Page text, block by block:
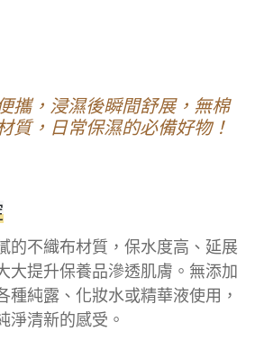
攜，浸濕後瞬間舒展，無棉
質，日常保濕的必備好物！
的不織布材質，保水度高、延展
大提升保養品滲透肌膚。無添加
種純露、化妝水或精華液使用，
淨清新的感受。